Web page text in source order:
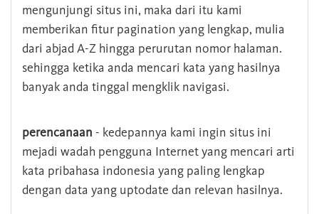
mengunjungi situs ini, maka dari itu kami
memberikan fitur pagination yang lengkap, mulia
dari abjad A-Z hingga perurutan nomor halaman.
sehingga ketika anda mencari kata yang hasilnya
banyak anda tinggal mengklik navigasi.
perencanaan - kedepannya kami ingin situs ini
mejadi wadah pengguna Internet yang mencari arti
kata pribahasa indonesia yang paling lengkap
dengan data yang uptodate dan relevan hasilnya.